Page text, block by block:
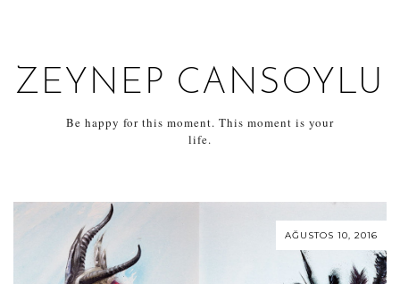
ZEYNEP CANSOYLU
Be happy for this moment. This moment is your
life.
AĞUSTOS 10, 2016